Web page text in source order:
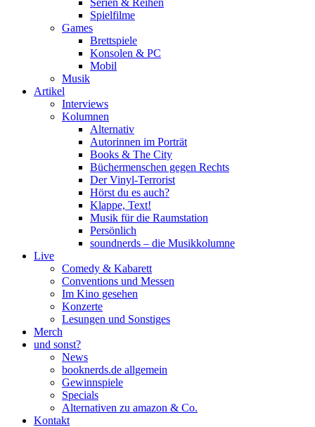
Serien & Reihen
Spielfilme
Games
Brettspiele
Konsolen & PC
Mobil
Musik
Artikel
Interviews
Kolumnen
Alternativ
Autorinnen im Porträt
Books & The City
Büchermenschen gegen Rechts
Der Vinyl-Terrorist
Hörst du es auch?
Klappe, Text!
Musik für die Raumstation
Persönlich
soundnerds – die Musikkolumne
Live
Comedy & Kabarett
Conventions und Messen
Im Kino gesehen
Konzerte
Lesungen und Sonstiges
Merch
und sonst?
News
booknerds.de allgemein
Gewinnspiele
Specials
Alternativen zu amazon & Co.
Kontakt